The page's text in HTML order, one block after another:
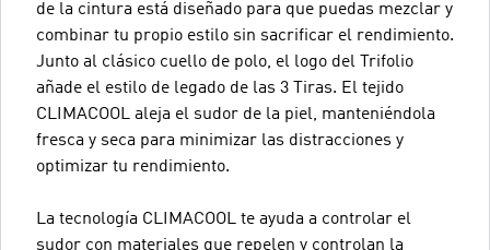
de la cintura está diseñado para que puedas mezclar y
combinar tu propio estilo sin sacrificar el rendimiento.
Junto al clásico cuello de polo, el logo del Trifolio
añade el estilo de legado de las 3 Tiras. El tejido
CLIMACOOL aleja el sudor de la piel, manteniéndola
fresca y seca para minimizar las distracciones y
optimizar tu rendimiento.
La tecnología CLIMACOOL te ayuda a controlar el
sudor con materiales que repelen y controlan la